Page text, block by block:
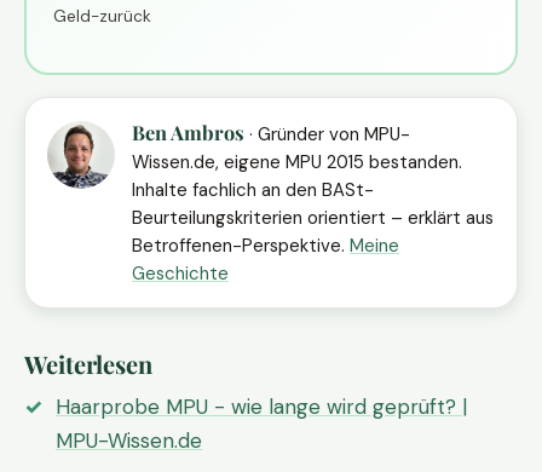
Geld-zurück
Ben Ambros · Gründer von MPU-
Wissen.de, eigene MPU 2015 bestanden.
Inhalte fachlich an den BASt-
Beurteilungskriterien orientiert – erklärt aus
Betroffenen-Perspektive. Meine
Geschichte
Weiterlesen
Haarprobe MPU - wie lange wird geprüft? |
MPU-Wissen.de